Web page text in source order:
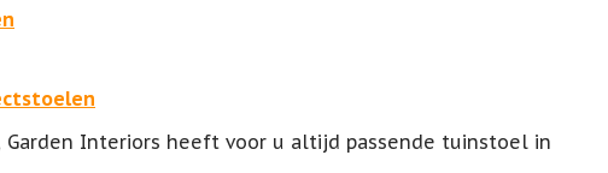
Garden Interiors heeft voor u altijd passende tuinstoel in